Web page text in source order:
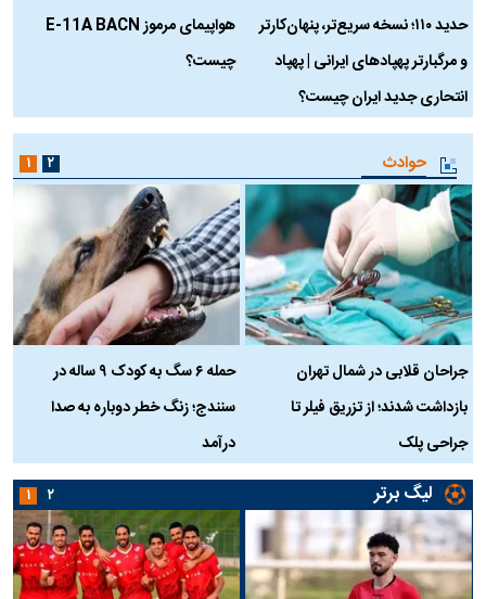
حدید ۱۱۰؛ نسخه سریع‌تر، پنهان‌کارتر
و مرگبارتر پهپادهای ایرانی | پهپاد
انتحاری جدید ایران چیست؟
هواپیمای مرموز E-11A BACN
چیست؟
حوادث
جراحان قلابی در شمال تهران
بازداشت شدند؛ از تزریق فیلر تا
جراحی پلک
حمله ۶ سگ به کودک ۹ ساله در
سنندج؛ زنگ خطر دوباره به صدا
درآمد
۱ ۲
لیگ برتر ۱ ۲